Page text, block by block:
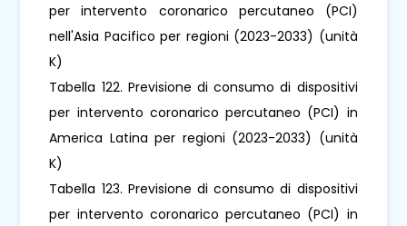
per intervento coronarico percutaneo (PCI)
nell'Asia Pacifico per regioni (2023-2033) (unità
K)
Tabella 122. Previsione di consumo di dispositivi
per intervento coronarico percutaneo (PCI) in
America Latina per regioni (2023-2033) (unità
K)
Tabella 123. Previsione di consumo di dispositivi
per intervento coronarico percutaneo (PCI) in